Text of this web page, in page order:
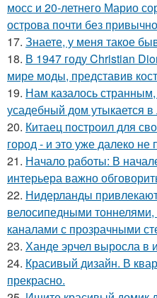
мосс и 20-летнего Марио
острова почти без
17. Знаете, у меня такое
18. В 1947 году Christian
мире моды, представив
19. Нам казалось
усадебный дом утыкается в
20. Китаец построил для
город - и это уже далеко
21. Начало работы: В
интерьера важно
22. Нидерланды
велосипедными
каналами с прозрачными
23. Ханде эрчел выросла в
24. Красивый дизайн. В
прекрасно.